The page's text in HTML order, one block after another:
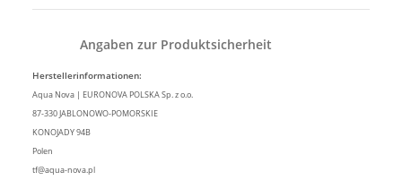
Angaben zur Produktsicherheit
Herstellerinformationen:
Aqua Nova | EURONOVA POLSKA Sp. z o.o.
87-330 JABLONOWO-POMORSKIE
KONOJADY 94B
Polen
tf@aqua-nova.pl